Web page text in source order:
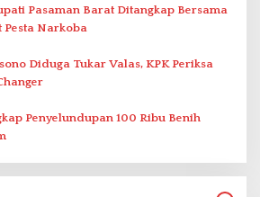
Pasaman Barat Ditangkap Bersama
Pesta Narkoba
Diduga Tukar Valas, KPK Periksa
Penyelundupan 100 Ribu Benih